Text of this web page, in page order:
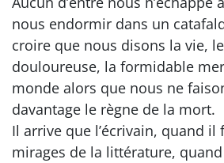
nous endormir dans un
croire que nous disons la vie,
douloureuse, la formidable
monde alors que nous ne
davantage le règne de la mort.
Il arrive que l’écrivain, quand il
mirages de la littérature,